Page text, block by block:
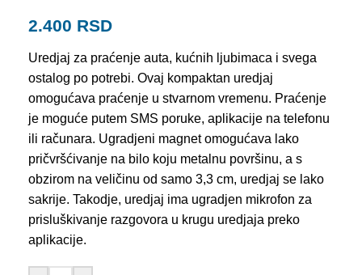
2.400 RSD
Uredjaj za praćenje auta, kućnih ljubimaca i svega
ostalog po potrebi. Ovaj kompaktan uredjaj
omogućava praćenje u stvarnom vremenu. Praćenje
je moguće putem SMS poruke, aplikacije na telefonu
ili računara. Ugradjeni magnet omogućava lako
pričvršćivanje na bilo koju metalnu površinu, a s
obzirom na veličinu od samo 3,3 cm, uredjaj se lako
sakrije. Takodje, uredjaj ima ugradjen mikrofon za
prisluškivanje razgovora u krugu uredjaja preko
aplikacije.